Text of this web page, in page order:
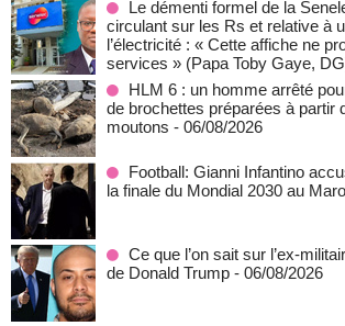
Le démenti formel de la
circulant sur les Rs et relative à
l’électricité : « Cette affiche ne
services » (Papa Toby Gaye,
HLM 6 : un homme arrêté
de brochettes préparées à partir
moutons - 06/08/2026
Football: Gianni Infantino
la finale du Mondial 2030 au
Ce que l’on sait sur l’ex-
de Donald Trump - 06/08/2026